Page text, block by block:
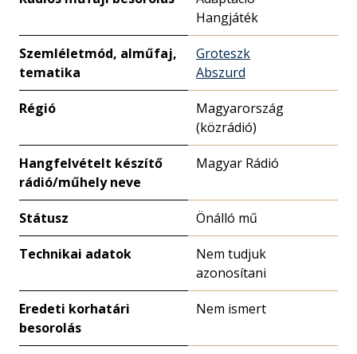
Hangjáték
Szemléletmód, alműfaj,
tematika
Groteszk
Abszurd
Régió
Magyarország
(közrádió)
Hangfelvételt készítő
rádió/műhely neve
Magyar Rádió
Státusz Önálló mű
Technikai adatok
Nem tudjuk
azonosítani
Eredeti korhatári
besorolás
Nem ismert